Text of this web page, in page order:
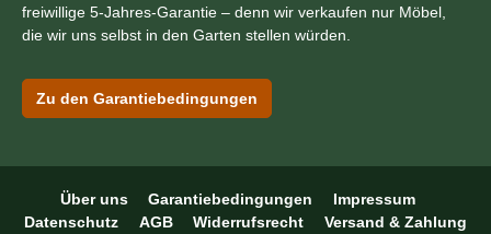
freiwillige 5-Jahres-Garantie – denn wir verkaufen nur Möbel,
die wir uns selbst in den Garten stellen würden.
Zu den Garantiebedingungen
Über uns Garantiebedingungen
Impressum
Datenschutz
AGB Widerrufsrecht Versand & Zahlung